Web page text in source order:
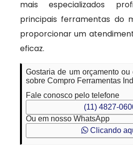
mais especializados
principais ferramentas do
proporcionar um
eficaz.
Gostaria de um orçamento ou
sobre Compro Ferramentas
Fale conosco pelo telefone
(11) 4827-
Ou em nosso WhatsApp
Clicando